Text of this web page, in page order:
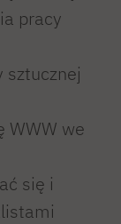
pracy
sztucznej
WWW we
się i